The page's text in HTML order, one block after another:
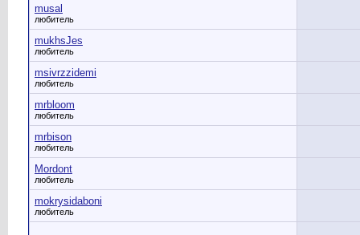
musal
любитель
mukhsJes
любитель
msivrzzidemi
любитель
mrbloom
любитель
mrbison
любитель
Mordont
любитель
mokrysidaboni
любитель